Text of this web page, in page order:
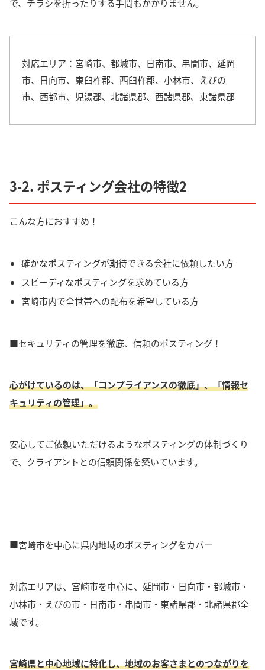
で、チラシを折ったりする手間もかかりません。
対応エリア：宮崎市、都城市、日南市、串間市、延岡
市、日向市、東臼杵郡、西臼杵郡、小林市、えびの
市、西都市、児湯郡、北諸県郡、西諸県郡、東諸県郡
3-2. ポスティング会社の特徴2
こんな方におすすめ！
確かなポスティングが期待できる会社に依頼したい方
スピーディなポスティングを求めている方
宮崎市内で全世帯への配布を希望している方
■セキュリティの管理を徹底、信頼のポスティング！
心がけているのは、「コンプライアンスの徹底」、「情報セ
キュリティの管理」。
安心してご依頼いただけるようなポスティングの体制づくり
で、クライアントとの信頼関係を築いています。
■宮崎市を中心に県内地域のポスティングをカバー
対応エリアは、宮崎市を中心に、延岡市・日向市・都城市・
小林市・えびの市・日南市・串間市・東諸県郡・北諸県郡全
域です。
宮崎県と中心地域に特化し、地域のお客さまとのつながりを